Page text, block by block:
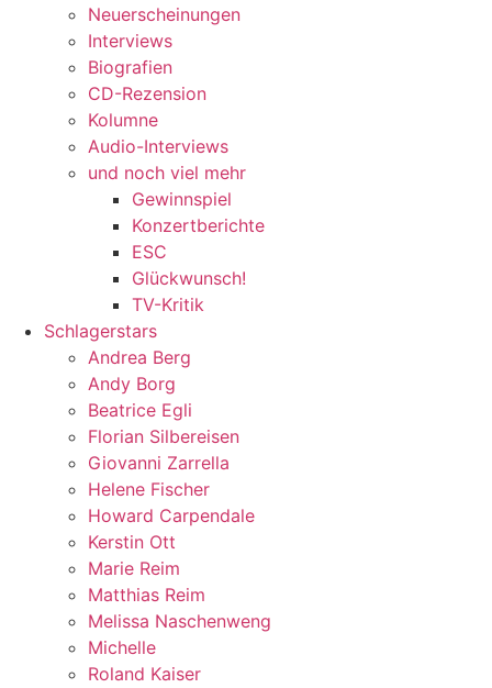
Neuerscheinungen
Interviews
Biografien
CD-Rezension
Kolumne
Audio-Interviews
und noch viel mehr
Gewinnspiel
Konzertberichte
ESC
Glückwunsch!
TV-Kritik
Schlagerstars
Andrea Berg
Andy Borg
Beatrice Egli
Florian Silbereisen
Giovanni Zarrella
Helene Fischer
Howard Carpendale
Kerstin Ott
Marie Reim
Matthias Reim
Melissa Naschenweng
Michelle
Roland Kaiser